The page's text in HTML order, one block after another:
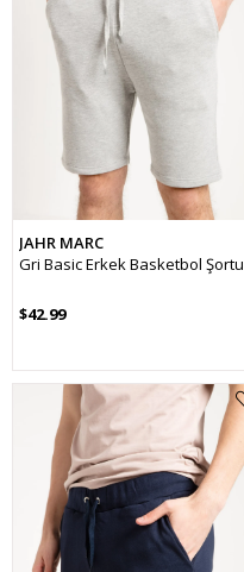
JAHR MARC
Gri Basic Erkek Basketbol Şortu
$42.99